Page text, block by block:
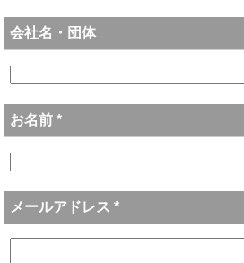
会社名・団体
お名前 *
メールアドレス *